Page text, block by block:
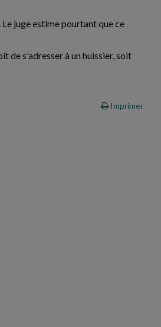
juge estime pourtant que ce
de s'adresser à un huissier, soit
Imprimer